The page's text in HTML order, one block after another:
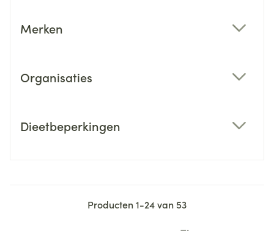
Merken
Organisaties
Dieetbeperkingen
Producten1-24van53